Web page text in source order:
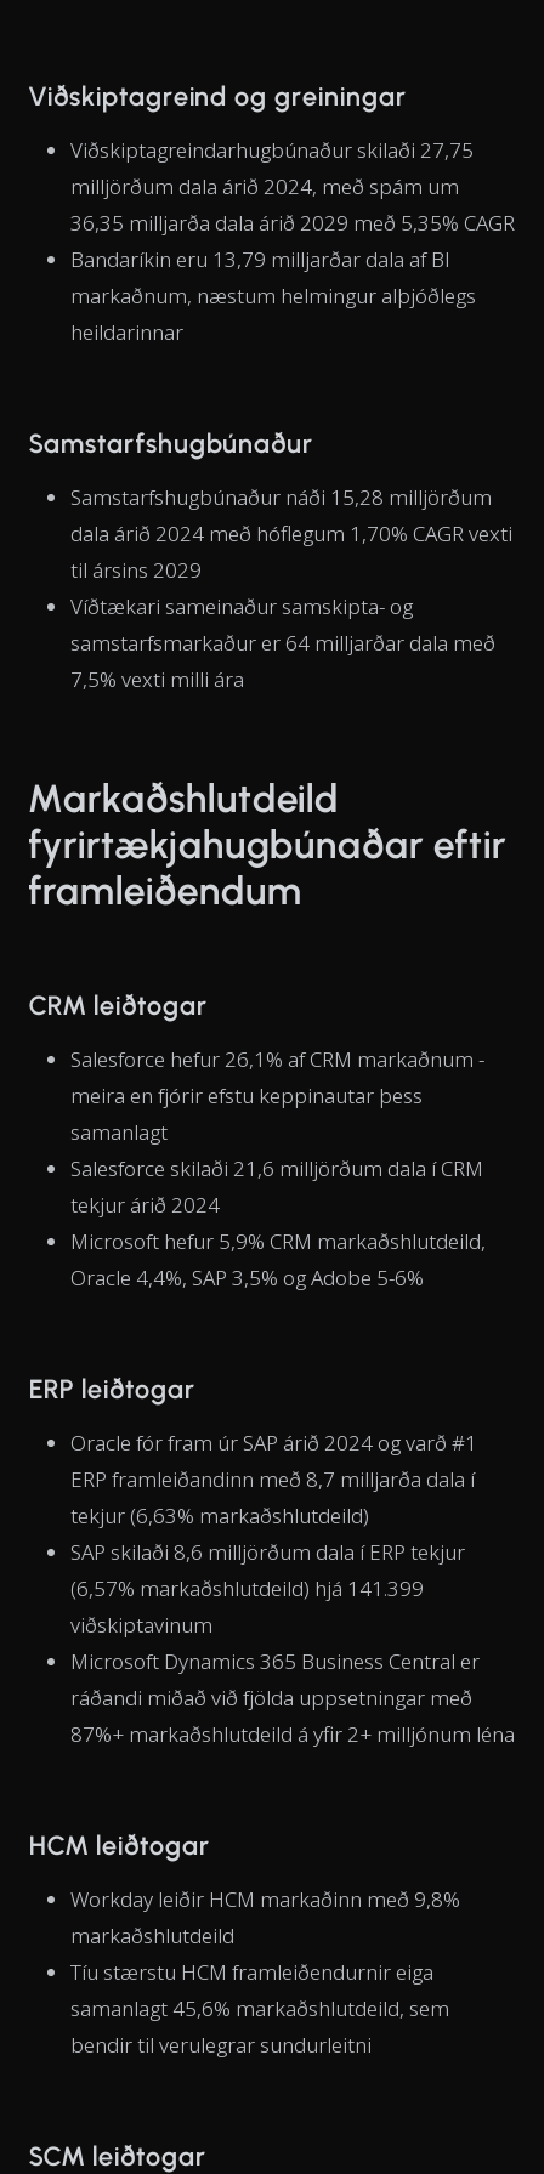
Viðskiptagreind og greiningar
Viðskiptagreindarhugbúnaður skilaði 27,75
milljörðum dala árið 2024, með spám um
36,35 milljarða dala árið 2029 með 5,35% CAGR
Bandaríkin eru 13,79 milljarðar dala af BI
markaðnum, næstum helmingur alþjóðlegs
heildarinnar
Samstarfshugbúnaður
Samstarfshugbúnaður náði 15,28 milljörðum
dala árið 2024 með hóflegum 1,70% CAGR vexti
til ársins 2029
Víðtækari sameinaður samskipta- og
samstarfsmarkaður er 64 milljarðar dala með
7,5% vexti milli ára
Markaðshlutdeild
fyrirtækjahugbúnaðar eftir
framleiðendum
CRM leiðtogar
Salesforce hefur 26,1% af CRM markaðnum -
meira en fjórir efstu keppinautar þess
samanlagt
Salesforce skilaði 21,6 milljörðum dala í CRM
tekjur árið 2024
Microsoft hefur 5,9% CRM markaðshlutdeild,
Oracle 4,4%, SAP 3,5% og Adobe 5-6%
ERP leiðtogar
Oracle fór fram úr SAP árið 2024 og varð #1
ERP framleiðandinn með 8,7 milljarða dala í
tekjur (6,63% markaðshlutdeild)
SAP skilaði 8,6 milljörðum dala í ERP tekjur
(6,57% markaðshlutdeild) hjá 141.399
viðskiptavinum
Microsoft Dynamics 365 Business Central er
ráðandi miðað við fjölda uppsetningar með
87%+ markaðshlutdeild á yfir 2+ milljónum léna
HCM leiðtogar
Workday leiðir HCM markaðinn með 9,8%
markaðshlutdeild
Tíu stærstu HCM framleiðendurnir eiga
samanlagt 45,6% markaðshlutdeild, sem
bendir til verulegrar sundurleitni
SCM leiðtogar